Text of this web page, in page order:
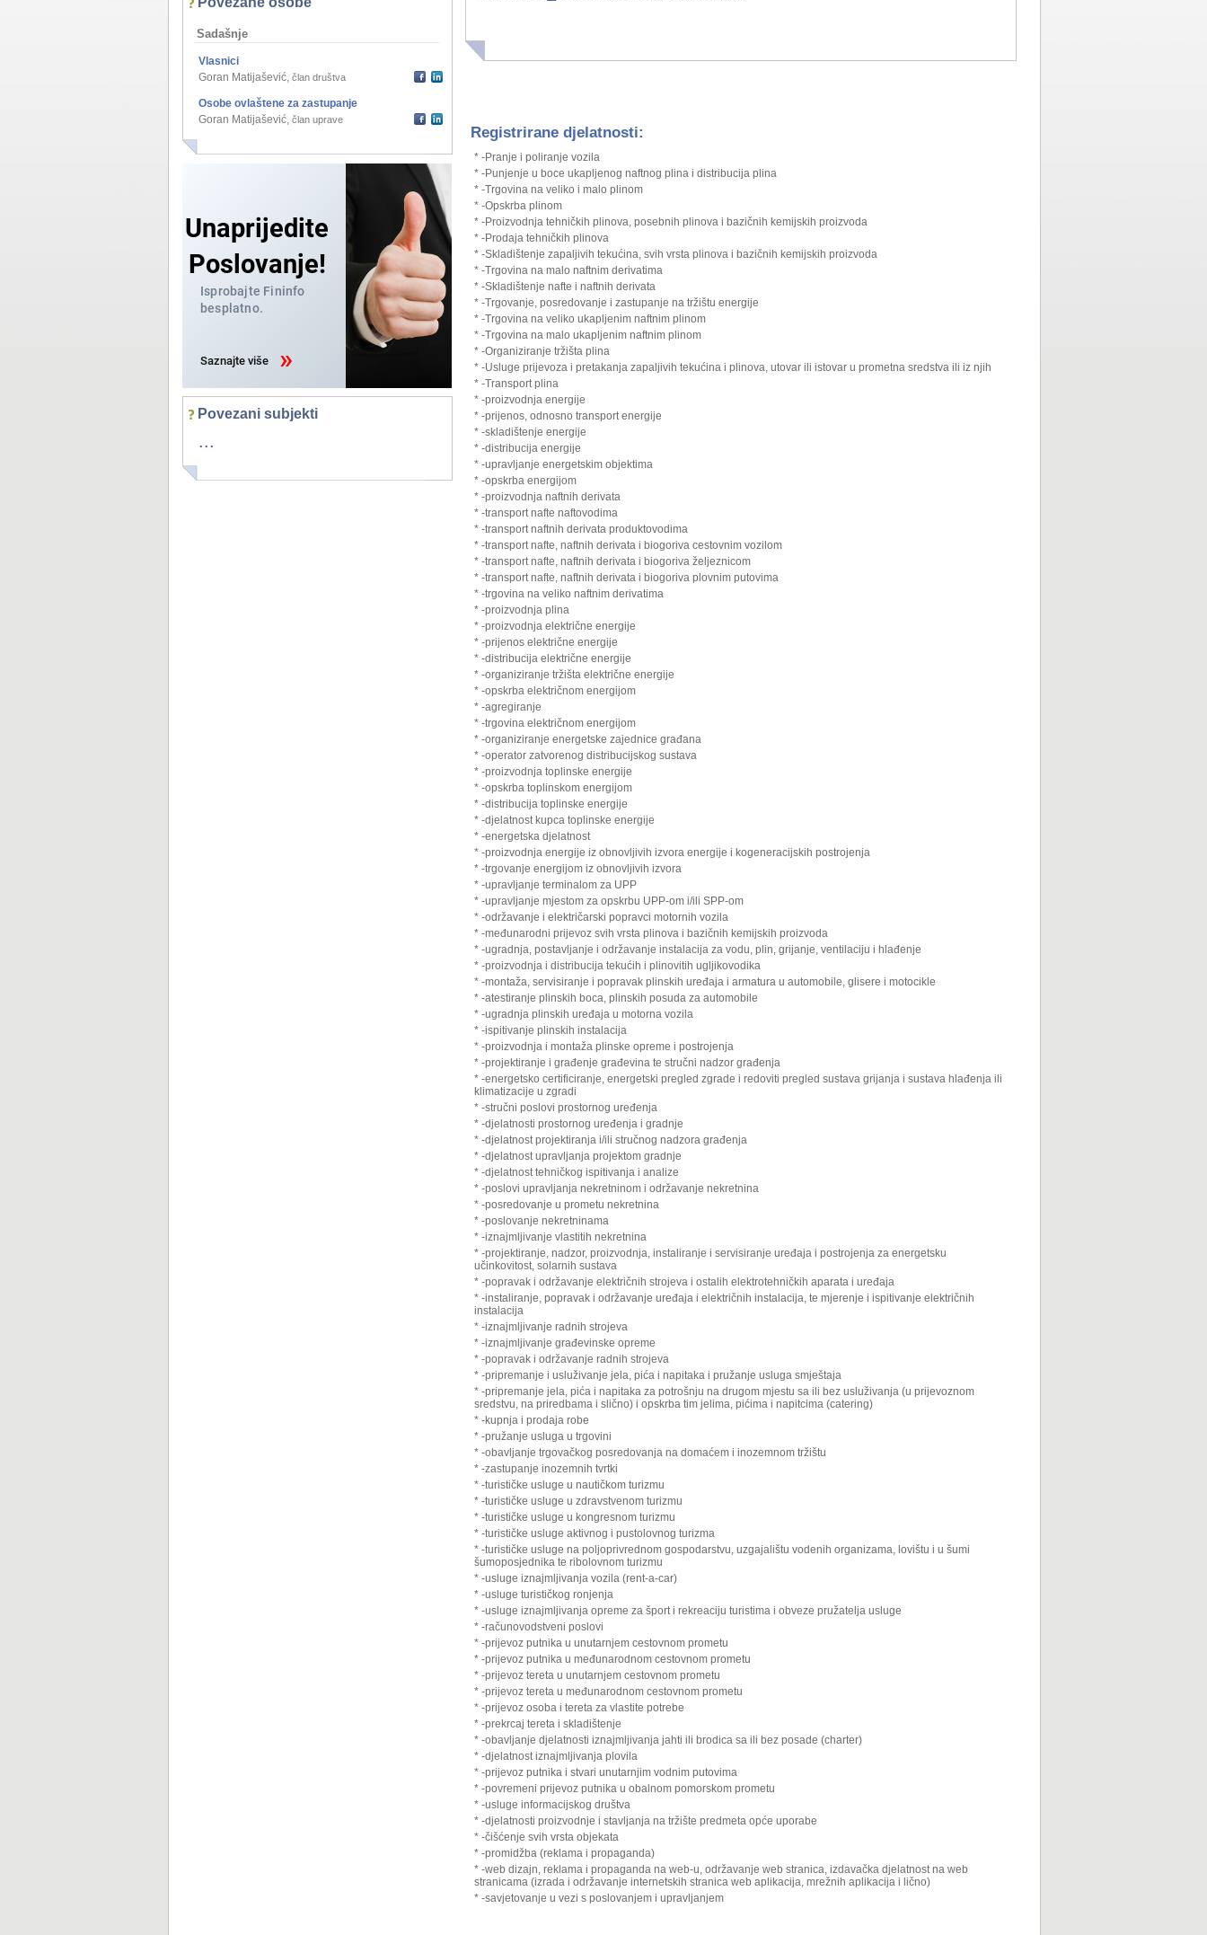
Sadašnje
Vlasnici
Goran Matijašević, član društva
Osobe ovlaštene za zastupanje
Goran Matijašević, član uprave
Povezani subjekti
...
Registrirane djelatnosti:
* -Pranje i poliranje vozila
* -Punjenje u boce ukapljenog naftnog plina i distribucija plina
* -Trgovina na veliko i malo plinom
* -Opskrba plinom
* -Proizvodnja tehničkih plinova, posebnih plinova i bazičnih kemijskih proizvoda
* -Prodaja tehničkih plinova
* -Skladištenje zapaljivih tekućina, svih vrsta plinova i bazičnih kemijskih proizvoda
* -Trgovina na malo naftnim derivatima
* -Skladištenje nafte i naftnih derivata
* -Trgovanje, posredovanje i zastupanje na tržištu energije
* -Trgovina na veliko ukapljenim naftnim plinom
* -Trgovina na malo ukapljenim naftnim plinom
* -Organiziranje tržišta plina
* -Usluge prijevoza i pretakanja zapaljivih tekućina i plinova, utovar ili istovar u prometna sredstva ili iz njih
* -Transport plina
* -proizvodnja energije
* -prijenos, odnosno transport energije
* -skladištenje energije
* -distribucija energije
* -upravljanje energetskim objektima
* -opskrba energijom
* -proizvodnja naftnih derivata
* -transport nafte naftovodima
* -transport naftnih derivata produktovodima
* -transport nafte, naftnih derivata i biogoriva cestovnim vozilom
* -transport nafte, naftnih derivata i biogoriva željeznicom
* -transport nafte, naftnih derivata i biogoriva plovnim putovima
* -trgovina na veliko naftnim derivatima
* -proizvodnja plina
* -proizvodnja električne energije
* -prijenos električne energije
* -distribucija električne energije
* -organiziranje tržišta električne energije
* -opskrba električnom energijom
* -agregiranje
* -trgovina električnom energijom
* -organiziranje energetske zajednice građana
* -operator zatvorenog distribucijskog sustava
* -proizvodnja toplinske energije
* -opskrba toplinskom energijom
* -distribucija toplinske energije
* -djelatnost kupca toplinske energije
* -energetska djelatnost
* -proizvodnja energije iz obnovljivih izvora energije i kogeneracijskih postrojenja
* -trgovanje energijom iz obnovljivih izvora
* -upravljanje terminalom za UPP
* -upravljanje mjestom za opskrbu UPP-om i/ili SPP-om
* -održavanje i električarski popravci motornih vozila
* -međunarodni prijevoz svih vrsta plinova i bazičnih kemijskih proizvoda
* -ugradnja, postavljanje i održavanje instalacija za vodu, plin, grijanje, ventilaciju i hlađenje
* -proizvodnja i distribucija tekućih i plinovitih ugljikovodika
* -montaža, servisiranje i popravak plinskih uređaja i armatura u automobile, glisere i motocikle
* -atestiranje plinskih boca, plinskih posuda za automobile
* -ugradnja plinskih uređaja u motorna vozila
* -ispitivanje plinskih instalacija
* -proizvodnja i montaža plinske opreme i postrojenja
* -projektiranje i građenje građevina te stručni nadzor građenja
* -energetsko certificiranje, energetski pregled zgrade i redoviti pregled sustava grijanja i sustava hlađenja ili
klimatizacije u zgradi
* -stručni poslovi prostornog uređenja
* -djelatnosti prostornog uređenja i gradnje
* -djelatnost projektiranja i/ili stručnog nadzora građenja
* -djelatnost upravljanja projektom gradnje
* -djelatnost tehničkog ispitivanja i analize
* -poslovi upravljanja nekretninom i održavanje nekretnina
* -posredovanje u prometu nekretnina
* -poslovanje nekretninama
* -iznajmljivanje vlastitih nekretnina
* -projektiranje, nadzor, proizvodnja, instaliranje i servisiranje uređaja i postrojenja za energetsku
učinkovitost, solarnih sustava
* -popravak i održavanje električnih strojeva i ostalih elektrotehničkih aparata i uređaja
* -instaliranje, popravak i održavanje uređaja i električnih instalacija, te mjerenje i ispitivanje električnih
instalacija
* -iznajmljivanje radnih strojeva
* -iznajmljivanje građevinske opreme
* -popravak i održavanje radnih strojeva
* -pripremanje i usluživanje jela, pića i napitaka i pružanje usluga smještaja
* -pripremanje jela, pića i napitaka za potrošnju na drugom mjestu sa ili bez usluživanja (u prijevoznom
sredstvu, na priredbama i slično) i opskrba tim jelima, pićima i napitcima (catering)
* -kupnja i prodaja robe
* -pružanje usluga u trgovini
* -obavljanje trgovačkog posredovanja na domaćem i inozemnom tržištu
* -zastupanje inozemnih tvrtki
* -turističke usluge u nautičkom turizmu
* -turističke usluge u zdravstvenom turizmu
* -turističke usluge u kongresnom turizmu
* -turističke usluge aktivnog i pustolovnog turizma
* -turističke usluge na poljoprivrednom gospodarstvu, uzgajalištu vodenih organizama, lovištu i u šumi
šumoposjednika te ribolovnom turizmu
* -usluge iznajmljivanja vozila (rent-a-car)
* -usluge turističkog ronjenja
* -usluge iznajmljivanja opreme za šport i rekreaciju turistima i obveze pružatelja usluge
* -računovodstveni poslovi
* -prijevoz putnika u unutarnjem cestovnom prometu
* -prijevoz putnika u međunarodnom cestovnom prometu
* -prijevoz tereta u unutarnjem cestovnom prometu
* -prijevoz tereta u međunarodnom cestovnom prometu
* -prijevoz osoba i tereta za vlastite potrebe
* -prekrcaj tereta i skladištenje
* -obavljanje djelatnosti iznajmljivanja jahti ili brodica sa ili bez posade (charter)
* -djelatnost iznajmljivanja plovila
* -prijevoz putnika i stvari unutarnjim vodnim putovima
* -povremeni prijevoz putnika u obalnom pomorskom prometu
* -usluge informacijskog društva
* -djelatnosti proizvodnje i stavljanja na tržište predmeta opće uporabe
* -čišćenje svih vrsta objekata
* -promidžba (reklama i propaganda)
* -web dizajn, reklama i propaganda na web-u, održavanje web stranica, izdavačka djelatnost na web
stranicama (izrada i održavanje internetskih stranica web aplikacija, mrežnih aplikacija i lično)
* -savjetovanje u vezi s poslovanjem i upravljanjem